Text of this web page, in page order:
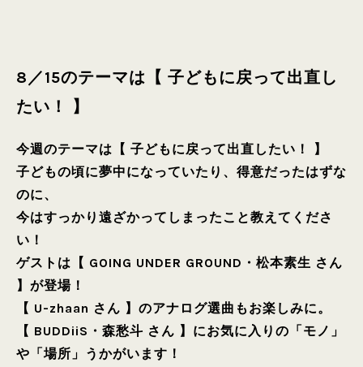
8／15のテーマは【 子どもに戻って出直し
たい！ 】
今週のテーマは【 子どもに戻って出直したい！ 】
子どもの頃に夢中になっていたり、得意だったはずな
のに、
今はすっかり遠ざかってしまったこと教えてくださ
い！
ゲストは【 GOING UNDER GROUND・松本素生 さん
】が登場！
【 U-zhaan さん 】のアナログ選曲もお楽しみに。
【 BUDDiiS・森愁斗 さん 】にお気に入りの「モノ」
や「場所」うかがいます！